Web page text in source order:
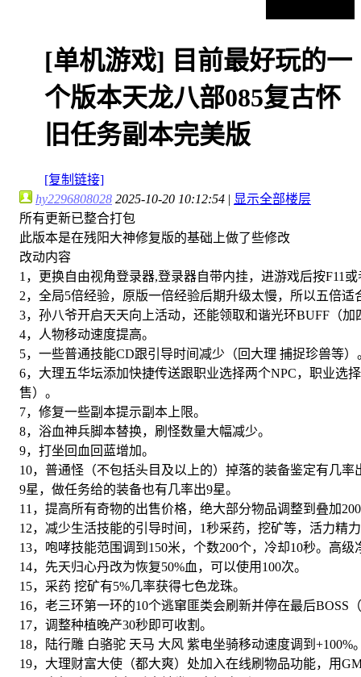
[单机游戏] 目前最好玩的一
个版本天龙八部085复古怀
旧任务副本完美版
[复制链接]
hy2296808028 2025-10-20 10:12:54 | 显示全部楼层
所有更新已整合打包
此版本是在残阳大神修复版的基础上做了些修改
改动内容
1，更换自由视角登录器,登录器自带内挂，进游戏后按F11或
2，全局5倍经验，原版一倍经验后期升级太慢，所以五倍适
3，孙八爷开启天天向上活动，还能领取和谐光环BUFF（
4，人物移动速度提高。
5，一些普通技能CD跟引导时间减少（回大理 捕捉珍兽等）
6，大理五华坛添加快捷传送跟职业选择两个NPC，职业选
售）。
7，修复一些副本提示副本上限。
8，浴血神兵脚本替换，刷怪数量大幅减少。
9，打坐回血回蓝增加。
10，普通怪（不包括头目及以上的）掉落的装备鉴定有几
9星，做任务给的装备也有几率出9星。
11，提高所有奇物的出售价格，绝大部分物品调整到叠加
12，减少生活技能的引导时间，1秒采药，挖矿等，活力精
13，咆哮技能范围调到150米，个数200个，冷却10秒。高
14，先天归心丹改为恢复50%血，可以使用100次。
15，采药 挖矿有5%几率获得七色龙珠。
16，老三环第一环的10个逃窜匪类会刷新并停在最后BOSS
17，调整种植晚产30秒即可收割。
18，陆行雕 白骆驼 天马 大风 紫电坐骑移动速度调到+100%
19，大理财富大使（都大爽）处加入在线刷物品功能，用